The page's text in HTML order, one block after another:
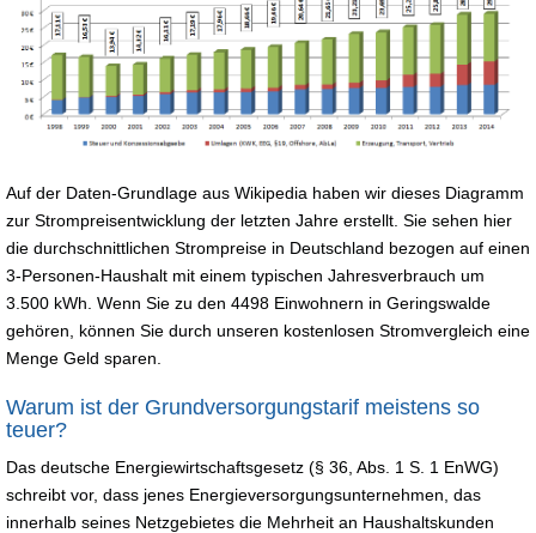
Auf der Daten-Grundlage aus Wikipedia haben wir dieses Diagramm
zur Strompreisentwicklung der letzten Jahre erstellt. Sie sehen hier
die durchschnittlichen Strompreise in Deutschland bezogen auf einen
3-Personen-Haushalt mit einem typischen Jahresverbrauch um
3.500 kWh. Wenn Sie zu den 4498 Einwohnern in Geringswalde
gehören, können Sie durch unseren kostenlosen Stromvergleich eine
Menge Geld sparen.
Warum ist der Grundversorgungstarif meistens so
teuer?
Das deutsche Energiewirtschaftsgesetz (§ 36, Abs. 1 S. 1 EnWG)
schreibt vor, dass jenes Energieversorgungsunternehmen, das
innerhalb seines Netzgebietes die Mehrheit an Haushaltskunden